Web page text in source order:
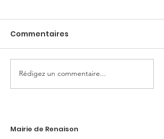
Forum des
associations
Commentaires
Rédigez un commentaire...
Mairie de Renaison